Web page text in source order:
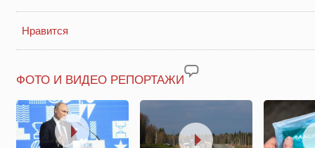
Нравится
ФОТО И ВИДЕО РЕПОРТАЖИ